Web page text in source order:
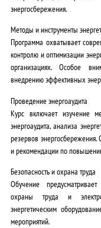
энергосбережения.
Методы и инструменты
Программа охватывает
контролю и оптимизации
организациях. Особое
внедрению эффективных
Проведение энергоаудита
Курс включает изучение
энергоаудита, анализа
резервов энергосбережения.
и рекомендации по
Безопасность и охрана труда
Обучение
охраны труда и
энергетическим
мероприятий.